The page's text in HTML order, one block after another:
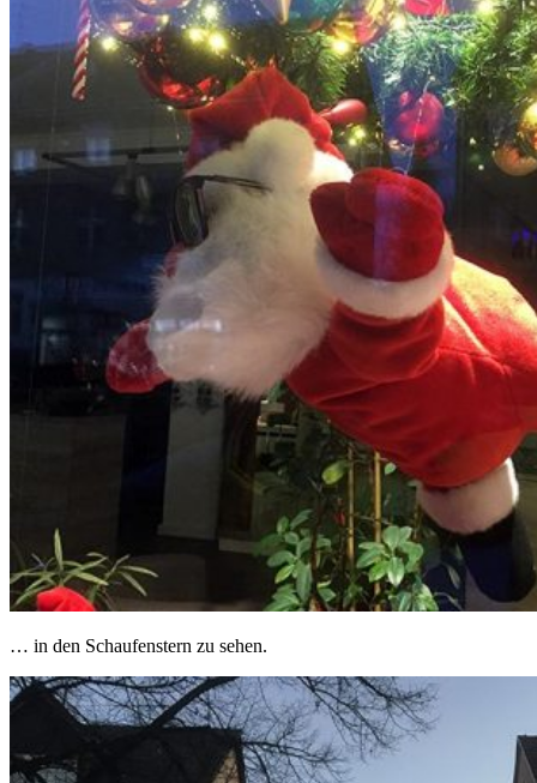
… in den Schaufenstern zu sehen.